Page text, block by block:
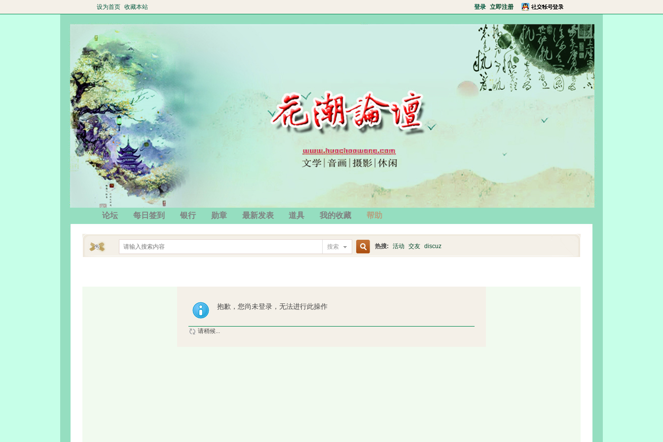
设为首页 收藏本站 登录 立即注册
论坛 每日签到 银行 勋章 最新发表 道具 我的收藏 帮助
搜索 热搜: 活动 交友 discuz
抱歉，您尚未登录，无法进行此操作
请稍候...